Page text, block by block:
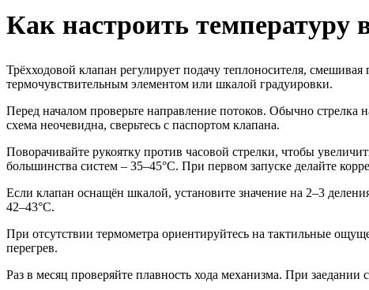
Как настроить температуру
Трёхходовой клапан регулирует подачу теплоносителя,
термочувствительным элементом или шкалой градуировки.
Перед началом проверьте направление потоков. Обычно
схема неочевидна, сверьтесь с паспортом клапана.
Поворачивайте рукоятку против часовой стрелки, чтобы
большинства систем – 35–45°C. При первом запуске делайте
Если клапан оснащён шкалой, установите значение на 2–3
42–43°C.
При отсутствии термометра ориентируйтесь на тактильные
перегрев.
Раз в месяц проверяйте плавность хода механизма. При